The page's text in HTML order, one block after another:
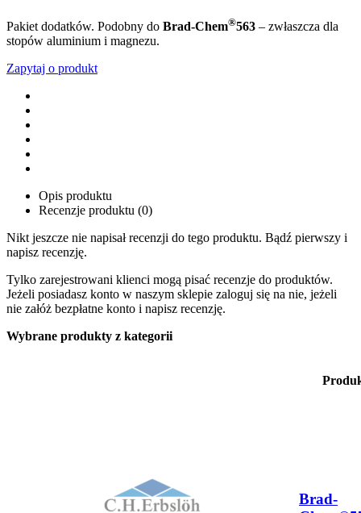
Pakiet dodatków. Podobny do Brad-Chem®563 – zwłaszcza dla
stopów aluminium i magnezu.
Zapytaj o produkt
Opis produktu
Recenzje produktu (0)
Nikt jeszcze nie napisał recenzji do tego produktu. Bądź pierwszy i
napisz recenzję.
Tylko zarejestrowani klienci mogą pisać recenzje do produktów.
Jeżeli posiadasz konto w naszym sklepie zaloguj się na nie, jeżeli
nie załóż bezpłatne konto i napisz recenzję.
Wybrane produkty z kategorii
Brad-